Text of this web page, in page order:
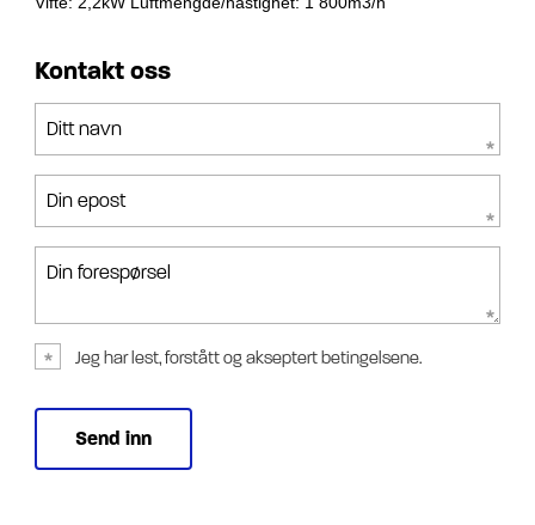
Kontakt oss
Ditt navn
Din epost
Din forespørsel
Jeg har lest, forstått og akseptert betingelsene.